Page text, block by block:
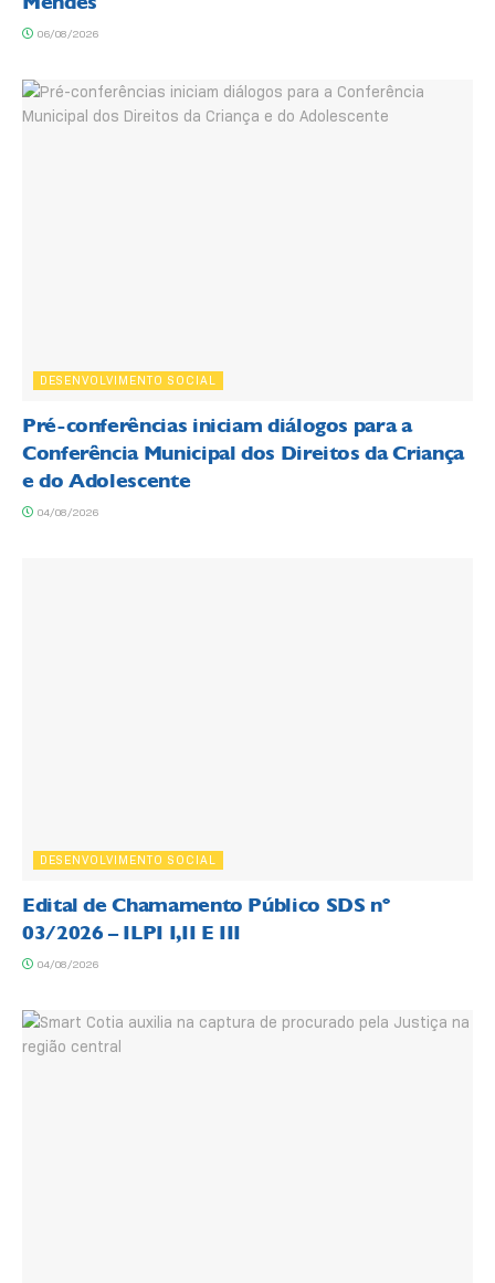
06/08/2026
DESENVOLVIMENTO SOCIAL
Pré-conferências iniciam diálogos para a
Conferência Municipal dos Direitos da Criança
e do Adolescente
04/08/2026
DESENVOLVIMENTO SOCIAL
Edital de Chamamento Público SDS nº
03/2026 – ILPI I,II E III
04/08/2026